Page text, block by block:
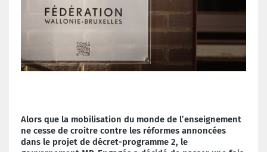
Alors que la mobilisation du monde de l’enseignement
ne cesse de croitre contre les réformes annoncées
dans le projet de décret-programme 2, le